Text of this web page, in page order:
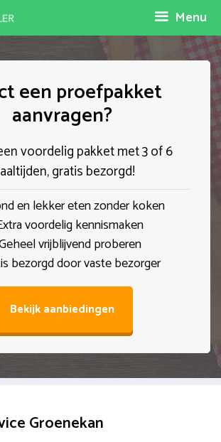
Menu
een proefpakket
aanvragen?
voordelig pakket met 3 of 6
gratis bezorgd!
en lekker eten zonder koken
voordelig kennismaken
vrijblijvend proberen
bezorgd door vaste bezorger
Bekijk aanbiedingen
Groenekan